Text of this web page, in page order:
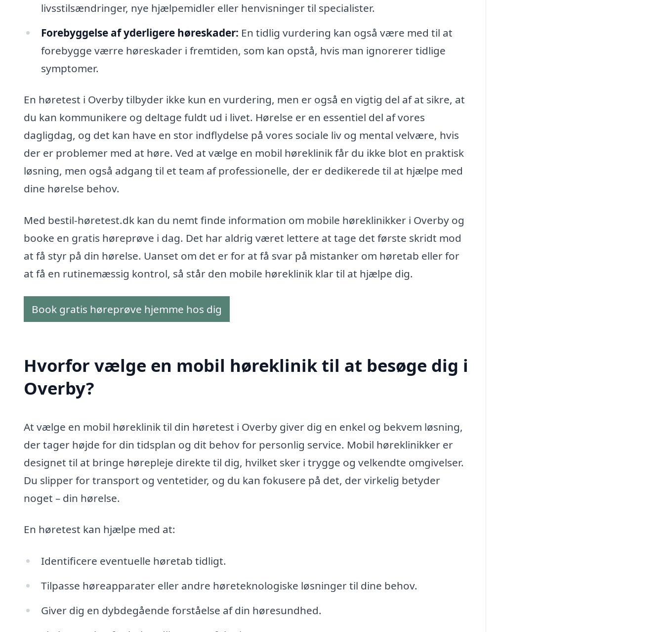
livsstilsændringer, nye hjælpemidler eller henvisninger til specialister.
Forebyggelse af yderligere høreskader: En tidlig vurdering kan også være med til at
forebygge værre høreskader i fremtiden, som kan opstå, hvis man ignorerer tidlige
symptomer.
En høretest i Overby tilbyder ikke kun en vurdering, men er også en vigtig del af at sikre, at
du kan kommunikere og deltage fuldt ud i livet. Hørelse er en essentiel del af vores
dagligdag, og det kan have en stor indflydelse på vores sociale liv og mental velvære, hvis
der er problemer med at høre. Ved at vælge en mobil høreklinik får du ikke blot en praktisk
løsning, men også adgang til et team af professionelle, der er dedikerede til at hjælpe med
dine hørelse behov.
Med bestil-høretest.dk kan du nemt finde information om mobile høreklinikker i Overby og
booke en gratis høreprøve i dag. Det har aldrig været lettere at tage det første skridt mod
at få styr på din hørelse. Uanset om det er for at få svar på mistanker om høretab eller for
at få en rutinemæssig kontrol, så står den mobile høreklinik klar til at hjælpe dig.
Book gratis høreprøve hjemme hos dig
Hvorfor vælge en mobil høreklinik til at besøge dig i
Overby?
At vælge en mobil høreklinik til din høretest i Overby giver dig en enkel og bekvem løsning,
der tager højde for din tidsplan og dit behov for personlig service. Mobil høreklinikker er
designet til at bringe hørepleje direkte til dig, hvilket sker i trygge og velkendte omgivelser.
Du slipper for transport og ventetider, og du kan fokusere på det, der virkelig betyder
noget – din hørelse.
En høretest kan hjælpe med at:
Identificere eventuelle høretab tidligt.
Tilpasse høreapparater eller andre høreteknologiske løsninger til dine behov.
Giver dig en dybdegående forståelse af din høresundhed.